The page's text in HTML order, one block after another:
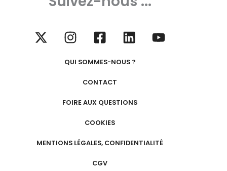
QUI SOMMES-NOUS ?
CONTACT
FOIRE AUX QUESTIONS
COOKIES
MENTIONS LÉGALES, CONFIDENTIALITÉ
CGV